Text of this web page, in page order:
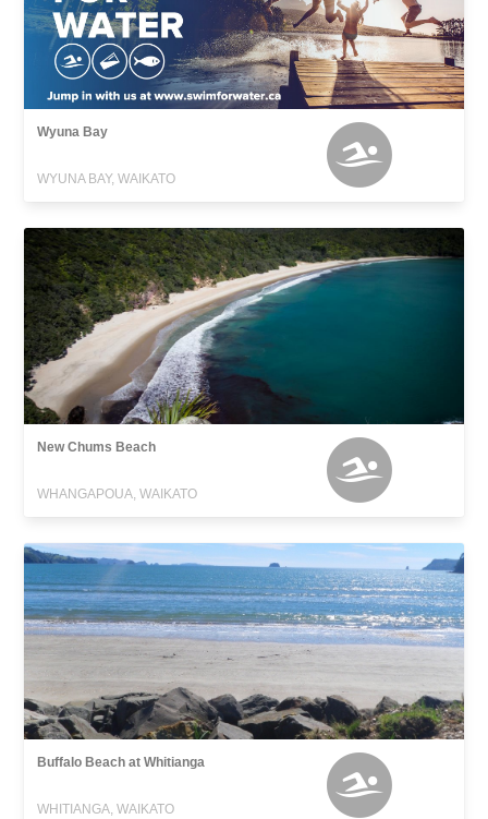
Wyuna Bay
WYUNA BAY, WAIKATO
New Chums Beach
WHANGAPOUA, WAIKATO
Buffalo Beach at Whitianga
WHITIANGA, WAIKATO